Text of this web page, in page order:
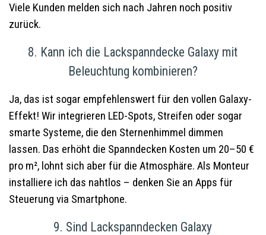
Viele Kunden melden sich nach Jahren noch positiv
zurück.
8. Kann ich die Lackspanndecke Galaxy mit
Beleuchtung kombinieren?
Ja, das ist sogar empfehlenswert für den vollen Galaxy-
Effekt! Wir integrieren LED-Spots, Streifen oder sogar
smarte Systeme, die den Sternenhimmel dimmen
lassen. Das erhöht die Spanndecken Kosten um 20–50 €
pro m², lohnt sich aber für die Atmosphäre. Als Monteur
installiere ich das nahtlos – denken Sie an Apps für
Steuerung via Smartphone.
9. Sind Lackspanndecken Galaxy